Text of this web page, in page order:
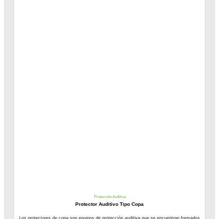
Protección Auditiva
Protector Auditivo Tipo Copa
Los protectores de copa son equipos de protección auditiva que se encuentran formados